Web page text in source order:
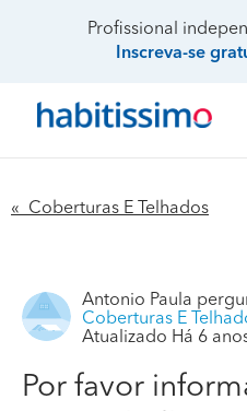
Profissional
Inscreva-se
« Coberturas E Telhados
Antonio Paula
Coberturas E
Atualizado Há 6
Por favor